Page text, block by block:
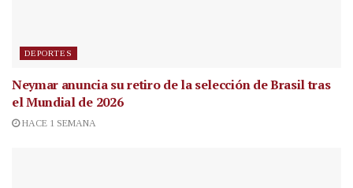
DEPORTES
Neymar anuncia su retiro de la selección de Brasil tras
el Mundial de 2026
HACE 1 SEMANA